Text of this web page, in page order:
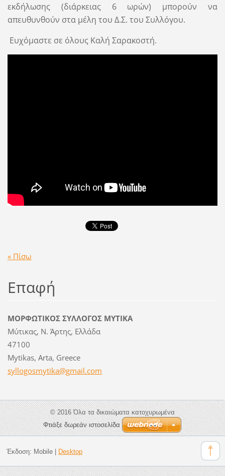
εκδήλωσης (διάρκειας 6 ωρών) μπορούν να
απευθυνθούν στα μέλη του Δ.Σ. του Συλλόγου.
Ευχόμαστε σε όλους Καλή Σαρακοστή.
« Πίσω
Επαφή
ΜΟΡΦΩΤΙΚΟΣ ΣΥΛΛΟΓΟΣ ΜΥΤΙΚΑ
Μύτικας, Ν. Άρτης, Ελλάδα
47100
Mytikas, Arta, Greece
syllogosmytika@gmail.com
© 2016 Όλα τα δικαιώματα κατοχυρωμένα
Φτιάξε δωρεάν ιστοσελίδα
Έκδοση: Mobile| Desktop